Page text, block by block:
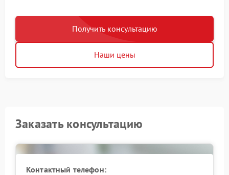
Получить консультацию
Наши цены
Заказать консультацию
Контактный телефон: